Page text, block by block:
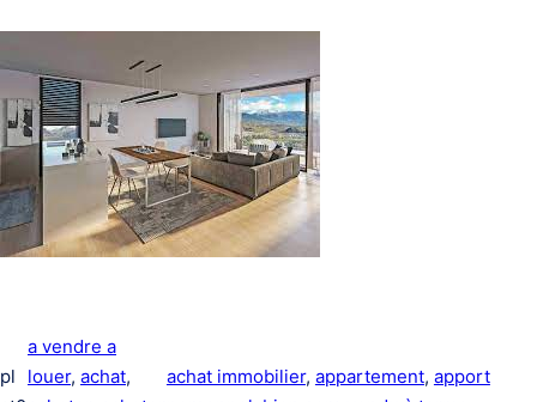
pl
a vendre a
louer, achat achat immobilier, appartement, apport